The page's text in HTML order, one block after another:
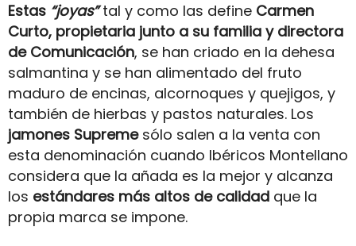
Estas “joyas”tal y como las define Carmen
Curto, propietaria junto a su familia y directora
de Comunicación, se han criado en la dehesa
salmantina y se han alimentado del fruto
maduro de encinas, alcornoques y quejigos, y
también de hierbas y pastos naturales. Los
jamones Supremesólo salen a la venta con
esta denominación cuando Ibéricos Montellano
considera que la añada es la mejor y alcanza
los estándares más altos de calidad que la
propia marca se impone.